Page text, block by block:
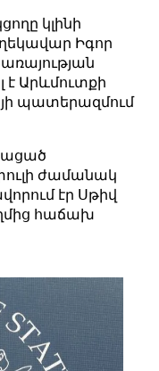
կլինի
Իգոր
է Արևմուտքի
պատերազմում
ժամանակ
էր Սթիվ
հաճախ